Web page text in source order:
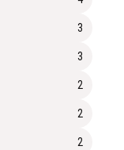
3
3
2
2
2